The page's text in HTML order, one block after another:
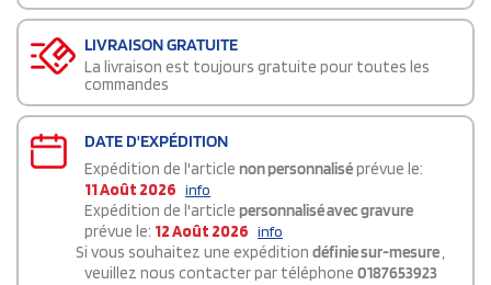
LIVRAISON GRATUITE
La livraison est toujours gratuite pour toutes les
commandes
DATE D'EXPÉDITION
Expédition de l'article non personnaliséprévue le:
11 Août 2026 info
Expédition de l'article personnalisé avec gravure
prévue le: 12 Août 2026 info
Si vous souhaitez une expédition définie sur-mesure,
veuillez nous contacter par téléphone 0187653923